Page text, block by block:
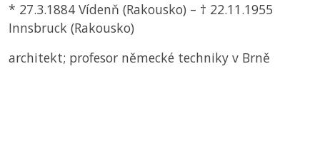
* 27.3.1884 Vídenň (Rakousko) – † 22.11.1955
Innsbruck (Rakousko)
architekt; profesor německé techniky v Brně